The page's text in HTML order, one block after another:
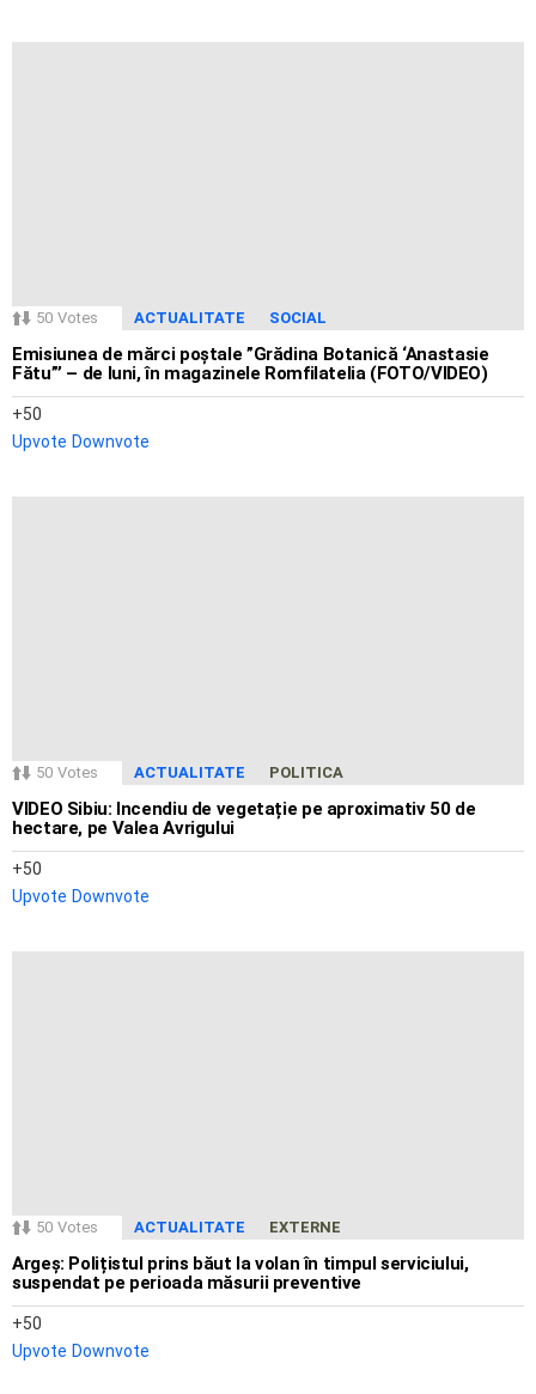
50 Votes ACTUALITATE SOCIAL
Emisiunea de mărci poștale ”Grădina Botanică ‘Anastasie
Fătu”’ – de luni, în magazinele Romfilatelia (FOTO/VIDEO)
50
Upvote Downvote
50 Votes ACTUALITATE POLITICA
VIDEO Sibiu: Incendiu de vegetație pe aproximativ 50 de
hectare, pe Valea Avrigului
50
Upvote Downvote
50 Votes ACTUALITATE EXTERNE
Argeș: Polițistul prins băut la volan în timpul serviciului,
suspendat pe perioada măsurii preventive
50
Upvote Downvote